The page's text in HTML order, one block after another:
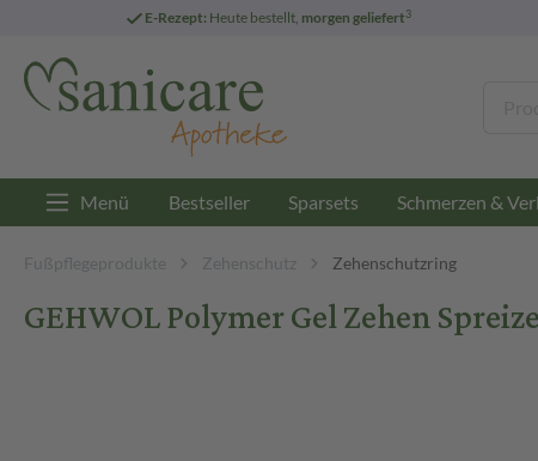
E-Rezept: Heute bestellt, morgen geliefert3
Menü Bestseller Sparsets Schmerzen &
Fußpflegeprodukte Zehenschutz Zehenschutzring
GEHWOL Polymer Gel Zehen